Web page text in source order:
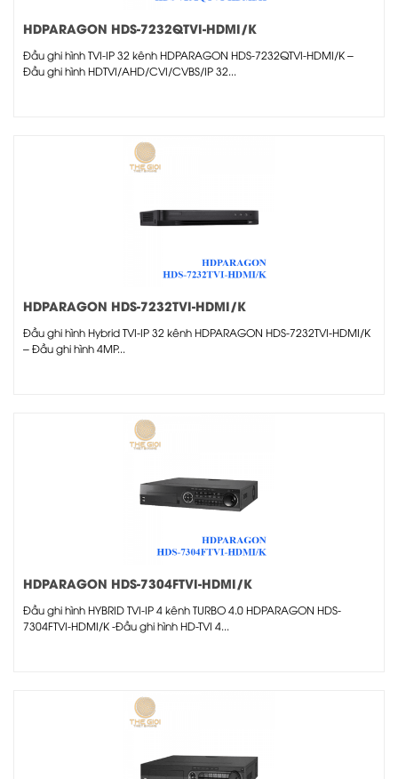
HDPARAGON HDS-7232QTVI-HDMI/K
Đầu ghi hình TVI-IP 32 kênh HDPARAGON HDS-7232QTVI-HDMI/K –
Đầu ghi hình HDTVI/AHD/CVI/CVBS/IP 32...
HDPARAGON HDS-7232TVI-HDMI/K
Đầu ghi hình Hybrid TVI-IP 32 kênh HDPARAGON HDS-7232TVI-HDMI/K
– Đầu ghi hình 4MP...
HDPARAGON HDS-7304FTVI-HDMI/K
Đầu ghi hình HYBRID TVI-IP 4 kênh TURBO 4.0 HDPARAGON HDS-
7304FTVI-HDMI/K -Đầu ghi hình HD-TVI 4...